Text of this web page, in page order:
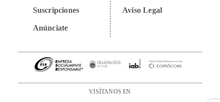
Suscripciones
Anúnciate
Aviso Legal
VISÍTANOS EN